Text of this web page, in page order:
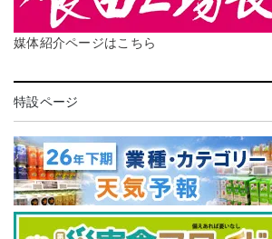
媒体紹介ページはこちら
特設ページ